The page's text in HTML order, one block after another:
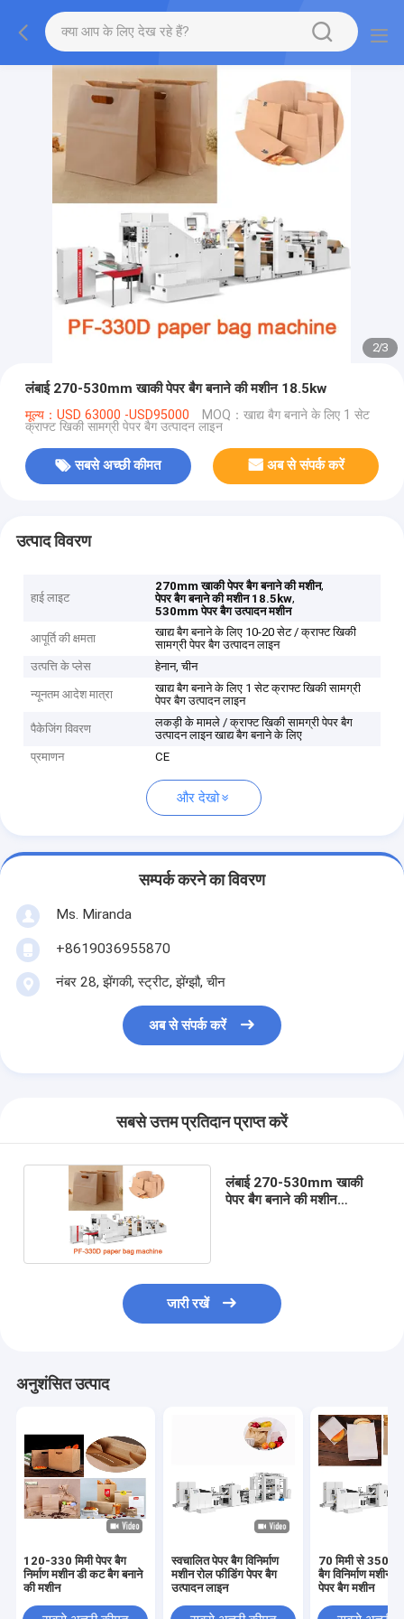
2/3
लंबाई 270-530mm खाकी पेपर बैग बनाने की मशीन 18.5kw
मूल्य：USD 63000 -USD95000 MOQ：खाद्य बैग बनाने के लिए 1 सेट
क्राफ्ट खिकी सामग्री पेपर बैग उत्पादन लाइन
सबसे अच्छी कीमत अब से संपर्क करें
उत्पाद विवरण
हाई लाइट
270mm खाकी पेपर बैग बनाने की मशीन,
पेपर बैग बनाने की मशीन 18.5kw,
530mm पेपर बैग उत्पादन मशीन
आपूर्ति की क्षमता
खाद्य बैग बनाने के लिए 10-20 सेट / क्राफ्ट खिकी
सामग्री पेपर बैग उत्पादन लाइन
उत्पत्ति के प्लेस
हेनान, चीन
न्यूनतम आदेश मात्रा
खाद्य बैग बनाने के लिए 1 सेट क्राफ्ट खिकी सामग्री
पेपर बैग उत्पादन लाइन
पैकेजिंग विवरण
लकड़ी के मामले / क्राफ्ट खिकी सामग्री पेपर बैग
उत्पादन लाइन खाद्य बैग बनाने के लिए
प्रमाणन
CE
और देखो
सम्पर्क करने का विवरण
Ms. Miranda
+8619036955870
नंबर 28, झेंगकी, स्ट्रीट, झेंग्झौ, चीन
अब से संपर्क करें
सबसे उत्तम प्रतिदान प्राप्त करें
लंबाई 270-530mm खाकी
पेपर बैग बनाने की मशीन
जारी रखें
अनुशंसित उत्पाद
120-330 मिमी पेपर बैग
निर्माण मशीन डी कट बैग बनाने
की मशीन
स्वचालित पेपर बैग विनिर्माण
मशीन रोल फीडिंग पेपर बैग
उत्पादन लाइन
70 मिमी से 350
बैग विनिर्माण मशीन
पेपर बैग मशीन